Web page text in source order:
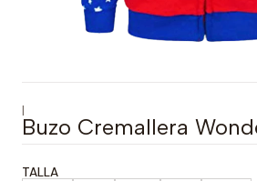
|
Buzo Cremallera
TALLA